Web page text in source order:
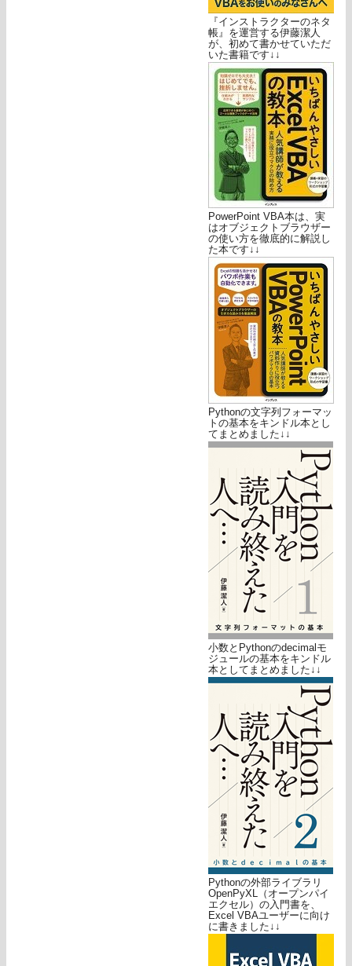
『インストラクターのネタ
帳』を運営する伊藤潔人
が、初めて書かせていただ
いた書籍です↓↓
PowerPoint VBA本は、実
はオブジェクトブラウザー
の使い方を徹底的に解説し
た本です↓↓
Pythonの文字列フォーマッ
トの基本をキンドル本とし
てまとめました↓↓
小数とPythonのdecimalモ
ジュールの基本をキンドル
本としてまとめました↓↓
Pythonの外部ライブラリ
OpenPyXL（オープンパイ
エクセル）の入門書を、
Excel VBAユーザーに向け
に書きました↓↓